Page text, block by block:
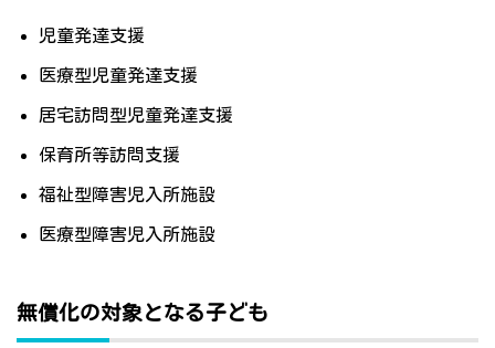
児童発達支援
医療型児童発達支援
居宅訪問型児童発達支援
保育所等訪問支援
福祉型障害児入所施設
医療型障害児入所施設
無償化の対象となる子ども